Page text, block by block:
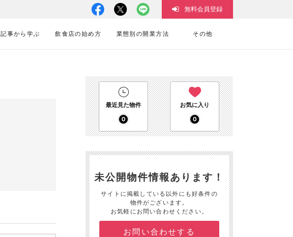
記事から学ぶ 飲食店の始め方 業態別の開業方法 その他
無料会員登録
最近見た物件
0
お気に入り
0
未公開物件情報あります！
サイトに掲載している以外にも好条件の
物件がございます。
お気軽にお問い合わせください。
お問い合わせする